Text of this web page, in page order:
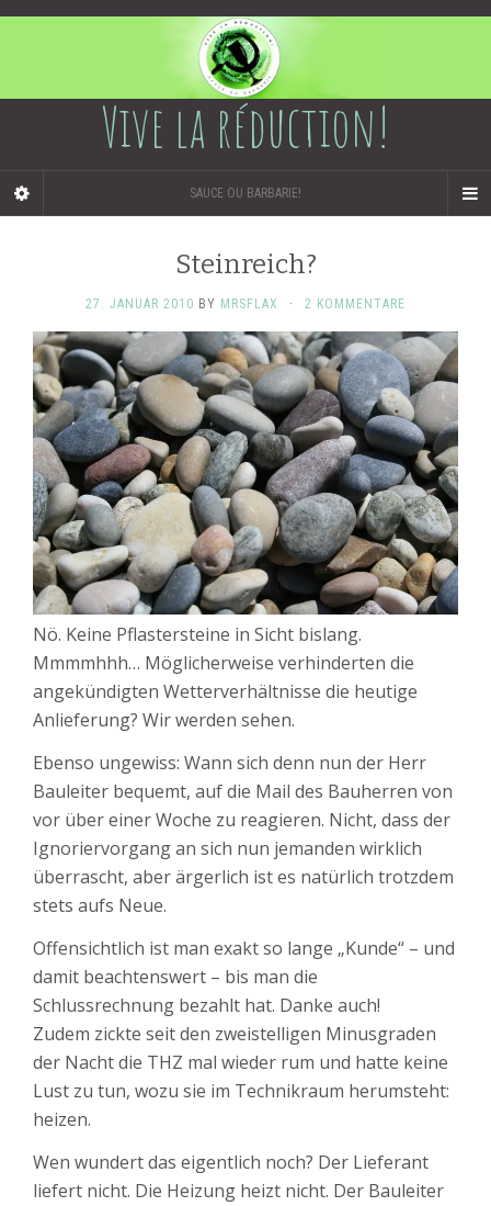
Vive la réduction!
SAUCE OU BARBARIE!
Steinreich?
27. JANUAR 2010 BY MRSFLAX · 2 KOMMENTARE
Nö. Keine Pflastersteine in Sicht bislang.
Mmmmhhh… Möglicherweise verhinderten die
angekündigten Wetterverhältnisse die heutige
Anlieferung? Wir werden sehen.
Ebenso ungewiss: Wann sich denn nun der Herr
Bauleiter bequemt, auf die Mail des Bauherren von
vor über einer Woche zu reagieren. Nicht, dass der
Ignoriervorgang an sich nun jemanden wirklich
überrascht, aber ärgerlich ist es natürlich trotzdem
stets aufs Neue.
Offensichtlich ist man exakt so lange „Kunde“ – und
damit beachtenswert – bis man die
Schlussrechnung bezahlt hat. Danke auch!
Zudem zickte seit den zweistelligen Minusgraden
der Nacht die THZ mal wieder rum und hatte keine
Lust zu tun, wozu sie im Technikraum herumsteht:
heizen.
Wen wundert das eigentlich noch? Der Lieferant
liefert nicht. Die Heizung heizt nicht. Der Bauleiter